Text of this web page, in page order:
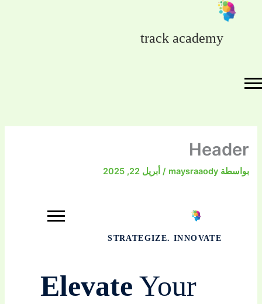
track academy
Header
بواسطة maysraaody
/ أبريل 22, 2025
STRATEGIZE. INNOVATE
Elevate Your